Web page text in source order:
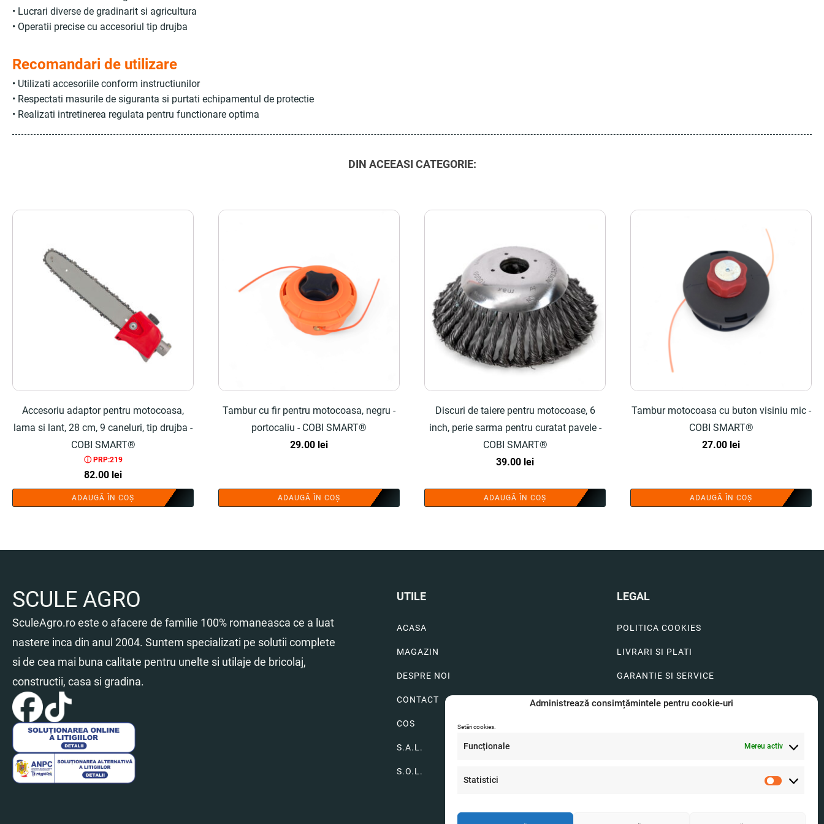
Administrează consimțămintele pentru cookie-uri
Setări cookies.
Funcționale Mereu activ
Statistici Statistici
• Lucrari diverse de gradinarit si agricultura
• Operatii precise cu accesoriul tip drujba
Recomandari de utilizare
• Utilizati accesoriile conform instructiunilor
• Respectati masurile de siguranta si purtati echipamentul de protectie
• Realizati intretinerea regulata pentru functionare optima
DIN ACEEASI CATEGORIE:
Accesoriu adaptor pentru motocoasa,
lama si lant, 28 cm, 9 caneluri, tip drujba -
COBI SMART®
ⓘ PRP:219
82.00 lei
ADAUGĂ ÎN COȘ
Tambur cu fir pentru motocoasa, negru -
portocaliu - COBI SMART®
29.00 lei
ADAUGĂ ÎN COȘ
Discuri de taiere pentru motocoase, 6
inch, perie sarma pentru curatat pavele -
COBI SMART®
39.00 lei
ADAUGĂ ÎN COȘ
Tambur motocoasa cu buton visiniu mic -
COBI SMART®
27.00 lei
ADAUGĂ ÎN COȘ
SCULE AGRO
SculeAgro.ro este o afacere de familie 100% romaneasca ce a luat
nastere inca din anul 2004. Suntem specializati pe solutii complete
si de cea mai buna calitate pentru unelte si utilaje de bricolaj,
constructii, casa si gradina.
UTILE
ACASA
MAGAZIN
DESPRE NOI
CONTACT
COS
S.A.L.
S.O.L.
LEGAL
POLITICA COOKIES
LIVRARI SI PLATI
GARANTIE SI SERVICE
FORMULAR SERVICE